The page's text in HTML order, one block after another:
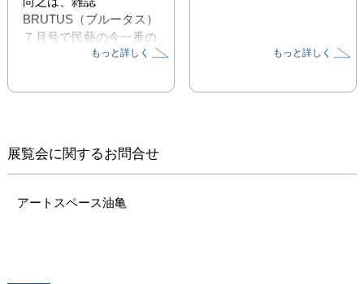
BRUTUS（ブルータス）
７月号で民藝の今一番の
注目アーティストとして
な季節、「秋」がやって
きます。
暑い夏をのりこえて、産
もっと詳しく もっと詳しく
展覧会に関するお問合せ
アートスペース油亀